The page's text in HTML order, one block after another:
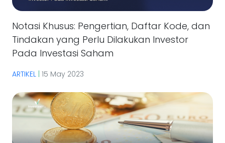
Notasi Khusus: Pengertian, Daftar Kode, dan
Tindakan yang Perlu Dilakukan Investor
Pada Investasi Saham
ARTIKEL 15 May 2023